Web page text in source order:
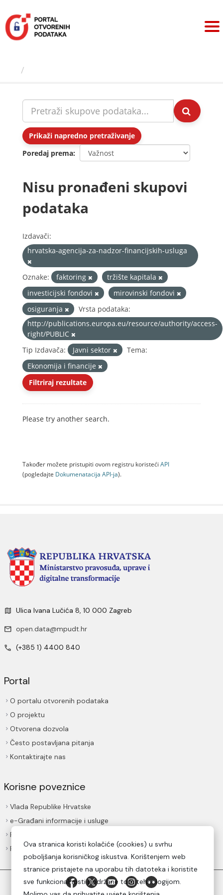
sadržaj
Prikaži napredno pretraživanje
Poredaj prema
Nisu pronađeni skupovi
podataka
Izdavači:
hrvatska-agencija-za-nadzor-financijskih-usluga
Oznake: faktoring
tržište kapitala
investicijski fondovi
mirovinski fondovi
osiguranja
Vrsta podataka:
http://publications.europa.eu/resource/authority/access-
right/PUBLIC
Tip Izdavača:
Javni sektor
Tema:
Ekonomija i financije
Filtriraj rezultate
Please try another search.
Također možete pristupiti ovom registru koristeći API
(pogledajte Dokumenаtаcijа API-jа).